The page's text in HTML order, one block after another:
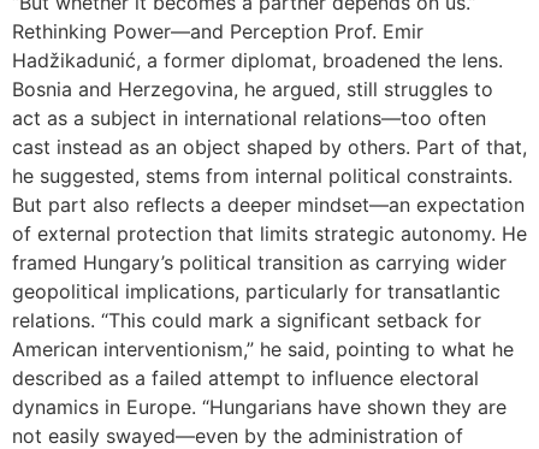
Rethinking Power—and Perception Prof. Emir
Hadžikadunić, a former diplomat, broadened the lens.
Bosnia and Herzegovina, he argued, still struggles to
act as a subject in international relations—too often
cast instead as an object shaped by others. Part of that,
he suggested, stems from internal political constraints.
But part also reflects a deeper mindset—an expectation
of external protection that limits strategic autonomy. He
framed Hungary’s political transition as carrying wider
geopolitical implications, particularly for transatlantic
relations. “This could mark a significant setback for
American interventionism,” he said, pointing to what he
described as a failed attempt to influence electoral
dynamics in Europe. “Hungarians have shown they are
not easily swayed—even by the administration of